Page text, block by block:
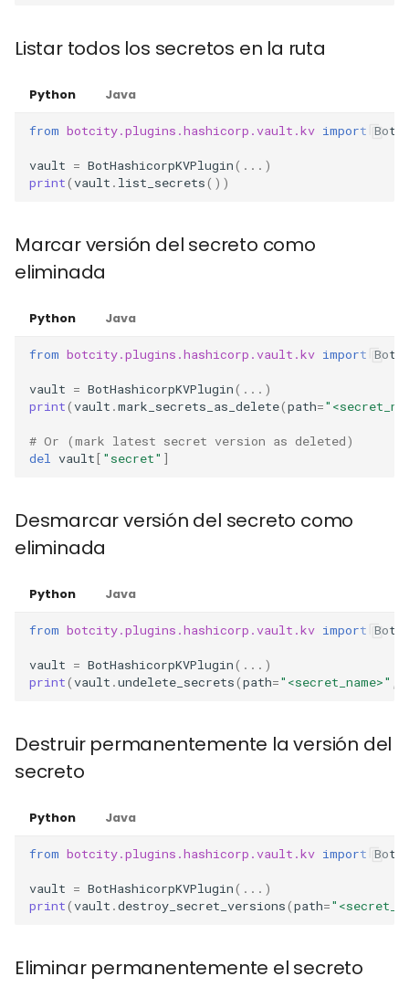
Listar todos los secretos en la ruta
Python Java
from botcity.plugins.hashicorp.vault.kv import
vault = BotHashicorpKVPlugin( ... )
print(vault . list_secrets())
Marcar versión del secreto como
eliminada
Python Java
from botcity.plugins.hashicorp.vault.kv import
vault = BotHashicorpKVPlugin( ... )
print(vault .mark_secrets_as_delete(path=
# Or (mark latest secret version as deleted)
del vault[ "secret" ]
Desmarcar versión del secreto como
eliminada
Python Java
from botcity.plugins.hashicorp.vault.kv import
vault = BotHashicorpKVPlugin( ... )
print(vault .undelete_secrets(path="<secret_name>" ,
Destruir permanentemente la versión del
secreto
Python Java
from botcity.plugins.hashicorp.vault.kv import
vault = BotHashicorpKVPlugin( ... )
print(vault .destroy_secret_versions(path=
Eliminar permanentemente el secreto